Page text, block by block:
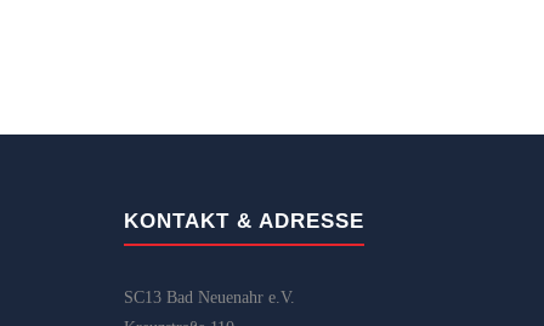
KONTAKT & ADRESSE
SC13 Bad Neuenahr e.V.